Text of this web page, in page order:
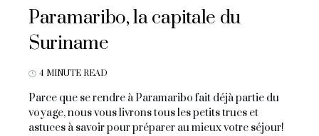
Paramaribo, la capitale du
Suriname
4 MINUTE READ
Parce que se rendre à Paramaribo fait déjà partie du
voyage, nous vous livrons tous les petits trucs et
astuces à savoir pour préparer au mieux votre séjour!